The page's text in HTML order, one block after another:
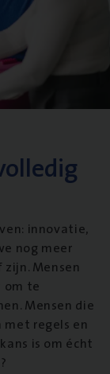
innovatie,
nog meer
Mensen
te
Mensen die
regels en
is om écht